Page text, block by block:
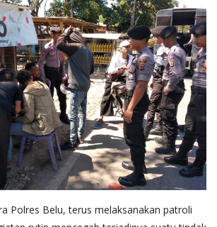
Polres Belu, terus melaksanakan patroli